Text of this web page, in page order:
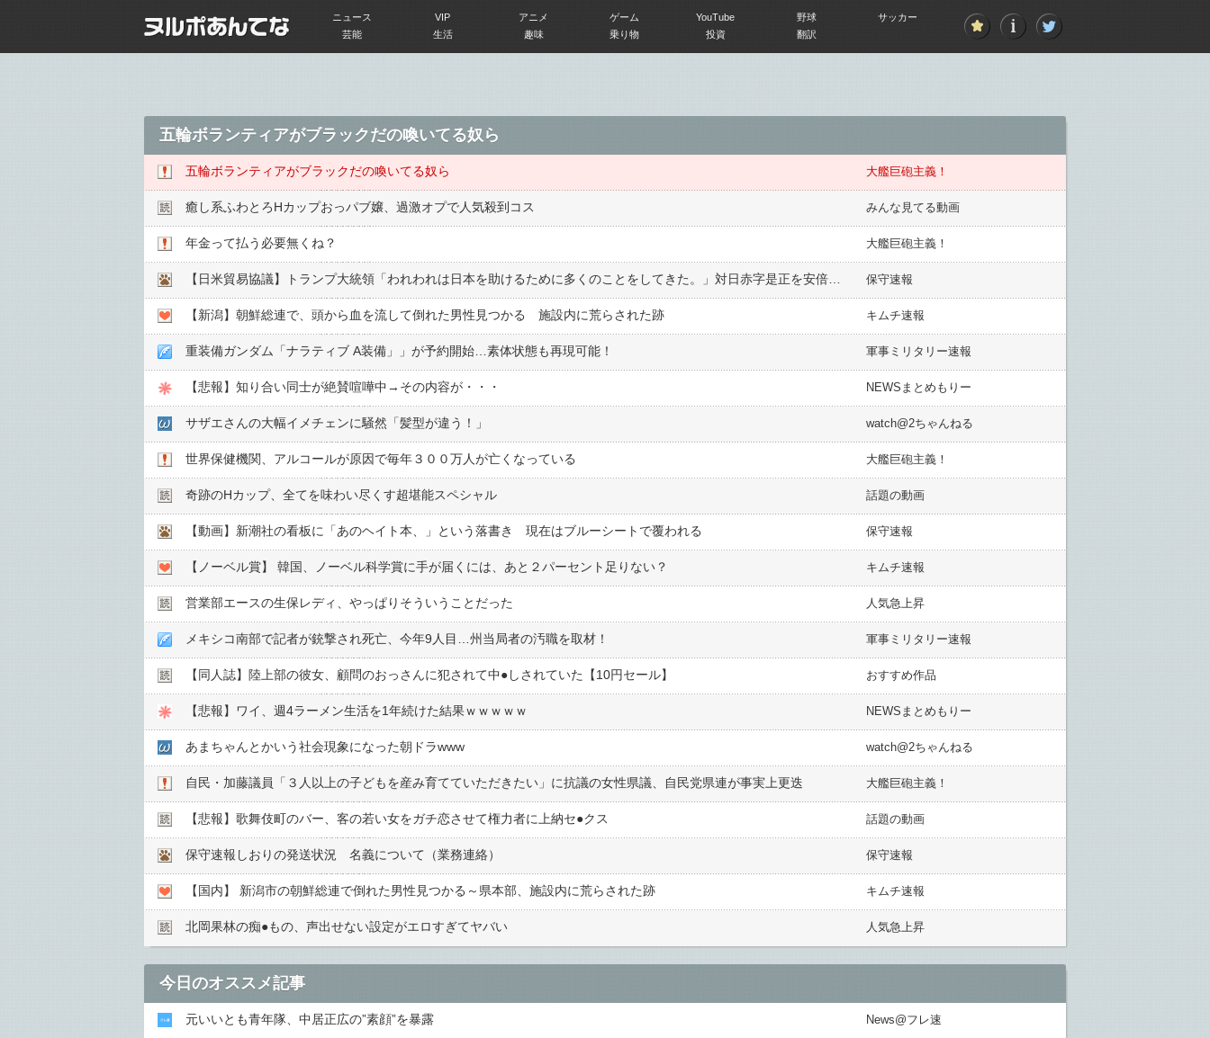
ニュース VIP アニメ ゲーム YouTube 野球
サッカー
芸能
生活 趣味 乗り物 投資 翻訳
五輪ボランティアがブラックだの喚いてる奴ら
五輪ボランティアがブラックだの喚いてる奴ら 大艦巨砲主義！
癒し系ふわとろHカップおっパブ嬢、過激オプで人気殺到コス みんな見てる動画
年金って払う必要無くね？ 大艦巨砲主義！
保守速報
【新潟】朝鮮総連で、頭から血を流して倒れた男性見つかる 施設内に荒らされた跡 キムチ速報
重装備ガンダム「ナラティブ A装備」」が予約開始…素体状態も再現可能！ 軍事ミリタリー速報
【悲報】知り合い同士が絶賛喧嘩中→その内容が・・・ NEWSまとめもりー
サザエさんの大幅イメチェンに騒然「髪型が違う！」 watch@2ちゃんねる
世界保健機関、アルコールが原因で毎年３００万人が亡くなっている 大艦巨砲主義！
奇跡のHカップ、全てを味わい尽くす超堪能スペシャル 話題の動画
【動画】新潮社の看板に「あのヘイト本、」という落書き 現在はブルーシートで覆われる 保守速報
【ノーベル賞】 韓国、ノーベル科学賞に手が届くには、あと２パーセント足りない？ キムチ速報
営業部エースの生保レディ、やっぱりそういうことだった 人気急上昇
メキシコ南部で記者が銃撃され死亡、今年9人目…州当局者の汚職を取材！ 軍事ミリタリー速報
【同人誌】陸上部の彼女、顧問のおっさんに犯されて中●︎しされていた【10円セール】 おすすめ作品
【悲報】ワイ、週4ラーメン生活を1年続けた結果ｗｗｗｗｗ NEWSまとめもりー
あまちゃんとかいう社会現象になった朝ドラwww watch@2ちゃんねる
自民・加藤議員「３人以上の子どもを産み育てていただきたい」に抗議の女性県議、自民党県連が事実上更迭 大艦巨砲主義！
【悲報】歌舞伎町のバー、客の若い女をガチ恋させて権力者に上納セ●︎クス 話題の動画
保守速報しおりの発送状況 名義について（業務連絡） 保守速報
【国内】 新潟市の朝鮮総連で倒れた男性見つかる～県本部、施設内に荒らされた跡 キムチ速報
北岡果林の痴●︎もの、声出せない設定がエロすぎてヤバい 人気急上昇
今日のオススメ記事
元いいとも青年隊、中居正広の”素顔”を暴露 News@フレ速